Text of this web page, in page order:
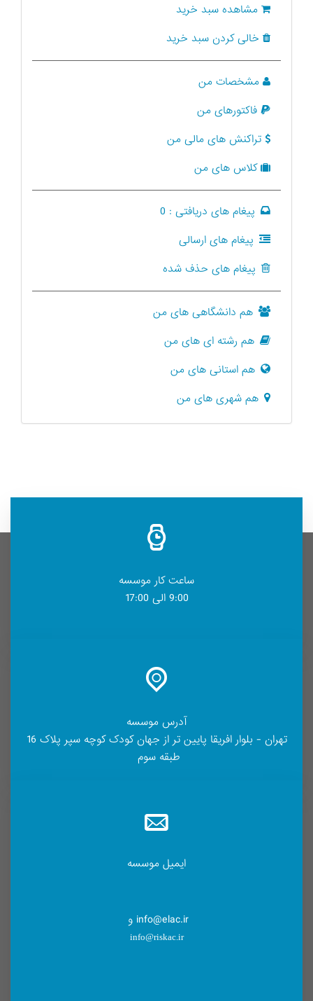
مشاهده سبد خرید
خالی کردن سبد خرید
مشخصات من
فاکتورهای من
تراکنش های مالی من
کلاس های من
پیغام های دریافتی : 0
پیغام های ارسالی
پیغام های حذف شده
هم دانشگاهی های من
هم رشته ای های من
هم استانی های من
هم شهری های من
ساعت کار موسسه
9:00 الی 17:00
آدرس موسسه
تهران - بلوار افریقا پایین تر از جهان کودک کوچه سپر پلاک 16
طبقه سوم
ایمیل موسسه
info@elac.ir و
info@riskac.ir